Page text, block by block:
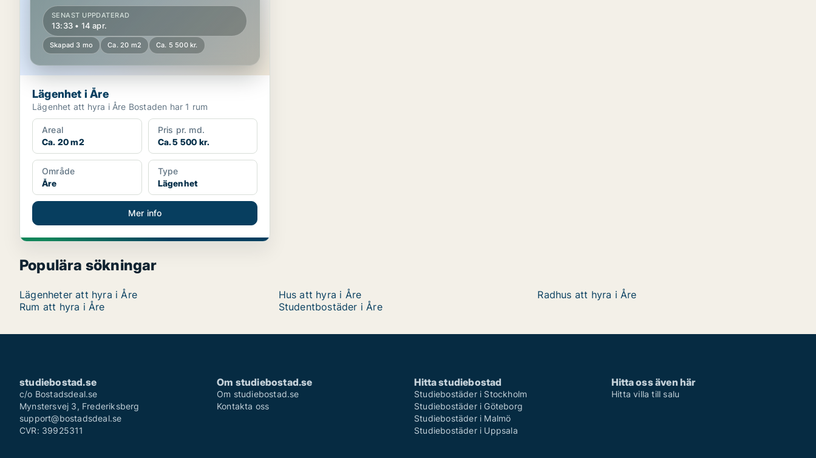
SENAST UPPDATERAD
13:33 • 14 apr.
Skapad 3 mo Ca. 20 m2 Ca. 5 500 kr.
Lägenhet i Åre
Lägenhet att hyra i Åre Bostaden har 1 rum
Areal
Ca. 20 m2
Pris pr. md.
Ca. 5 500 kr.
Område
Åre
Type
Lägenhet
Mer info
Populära sökningar
Lägenheter att hyra i Åre Hus att hyra i Åre
Radhus att hyra i Åre
Rum att hyra i Åre
Studentbostäder i Åre
studiebostad.se
c/o Bostadsdeal.se
Mynstersvej 3, Frederiksberg
support@bostadsdeal.se
CVR: 39925311
Om studiebostad.se
Om studiebostad.se
Kontakta oss
Hitta studiebostad
Studiebostäder i Stockholm
Studiebostäder i Göteborg
Studiebostäder i Malmö
Studiebostäder i Uppsala
Hitta oss även här
Hitta villa till salu